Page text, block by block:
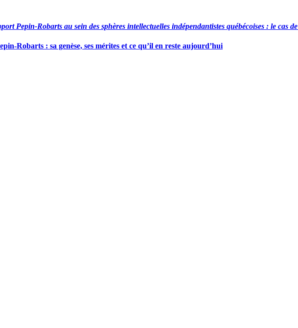
Pepin-Robarts au sein des sphères intellectuelles indépendantistes québécoises : le cas de
Robarts : sa genèse, ses mérites et ce qu’il en reste aujourd’hui